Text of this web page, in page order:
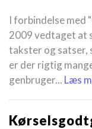
I forbindelse med
2009 vedtaget at
takster og satser,
er der rigtig
genbruger... Læs